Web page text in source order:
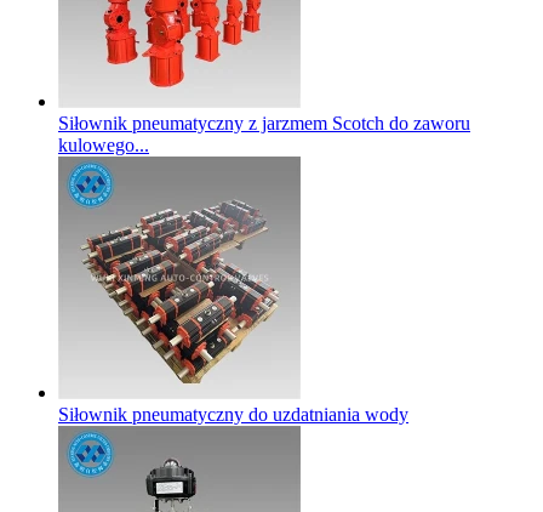
Siłownik pneumatyczny z jarzmem Scotch do zaworu
kulowego...
Siłownik pneumatyczny do uzdatniania wody